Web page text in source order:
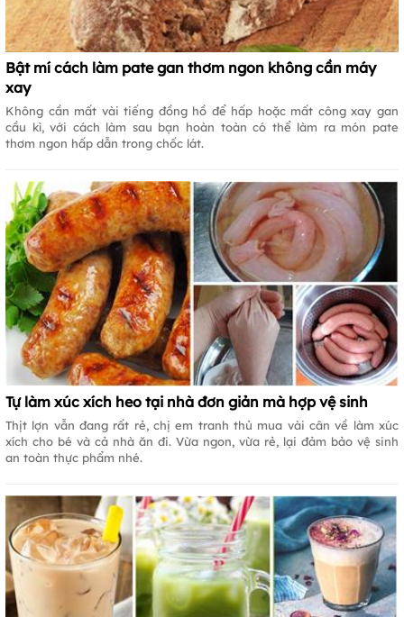
Bật mí cách làm pate gan thơm ngon không cần máy
xay
Không cần mất vài tiếng đồng hồ để hấp hoặc mất công xay gan
cầu kì, với cách làm sau bạn hoàn toàn có thể làm ra món pate
thơm ngon hấp dẫn trong chốc lát.
Tự làm xúc xích heo tại nhà đơn giản mà hợp vệ sinh
Thịt lợn vẫn đang rất rẻ, chị em tranh thủ mua vài cân về làm xúc
xích cho bé và cả nhà ăn đi. Vừa ngon, vừa rẻ, lại đảm bảo vệ sinh
an toàn thực phẩm nhé.